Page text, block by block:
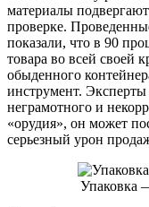
материалы
проверке.
показали, что в 90
товара во всей своей
обыденного
инструмент.
неграмотного и
«орудия», он может
серьезный урон
Упаковка